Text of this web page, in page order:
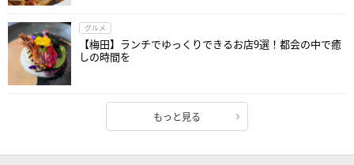
グルメ
【梅田】ランチでゆっくりできるお店9選！都会の中で癒
しの時間を
もっと見る